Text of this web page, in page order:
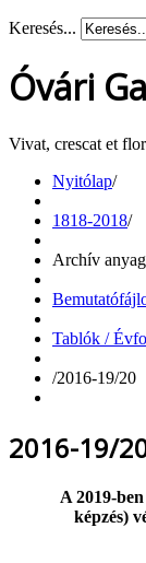
Keresés...
Óvári
Vivat, crescat et
Nyitólap/
1818-2018/
Archív
Tablók /
/2016-19/20
2016-19/
A 2019-
képzés)